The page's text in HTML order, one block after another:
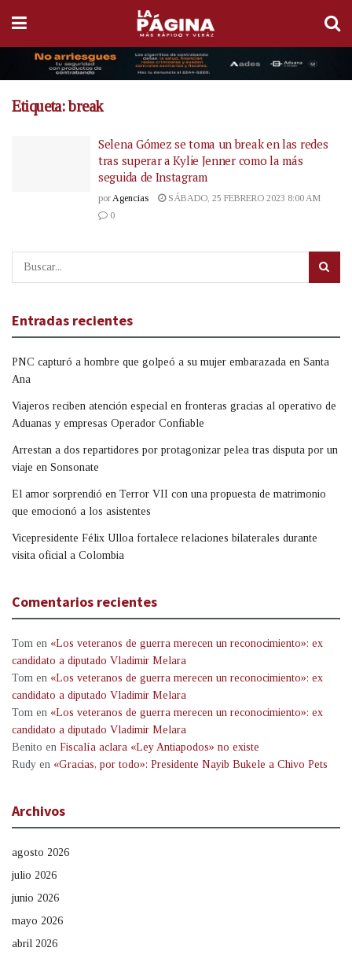
Etiqueta:break
Selena Gómez se toma un break en las redes
tras superar a Kylie Jenner como la más
seguida de Instagram
por Agencias
SÁBADO, 25 FEBRERO 2023 8:00 AM
0
Entradas recientes
PNC capturó a hombre que golpeó a su mujer embarazada en Santa
Ana
Viajeros reciben atención especial en fronteras gracias al operativo de
Aduanas y empresas Operador Confiable
Arrestan a dos repartidores por protagonizar pelea tras disputa por un
viaje en Sonsonate
El amor sorprendió en Terror VII con una propuesta de matrimonio
que emocionó a los asistentes
Vicepresidente Félix Ulloa fortalece relaciones bilaterales durante
visita oficial a Colombia
Comentarios recientes
Tom en «Los veteranos de guerra merecen un reconocimiento»: ex
candidato a diputado Vladimir Melara
Tom en «Los veteranos de guerra merecen un reconocimiento»: ex
candidato a diputado Vladimir Melara
Tom en «Los veteranos de guerra merecen un reconocimiento»: ex
candidato a diputado Vladimir Melara
Benito en Fiscalía aclara «Ley Antiapodos» no existe
Rudy en «Gracias, por todo»: Presidente Nayib Bukele a Chivo Pets
Archivos
agosto 2026
julio 2026
junio 2026
mayo 2026
abril 2026